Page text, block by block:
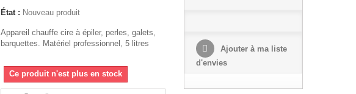
État : Nouveau produit
Appareil chauffe cire à épiler, perles, galets,
barquettes. Matériel professionnel, 5 litres
Ce produit n'est plus en stock
Ajouter à ma liste
d'envies